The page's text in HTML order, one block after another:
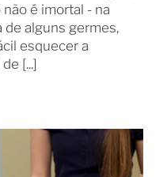
é imortal - na
de alguns germes,
esquecer a
[...]